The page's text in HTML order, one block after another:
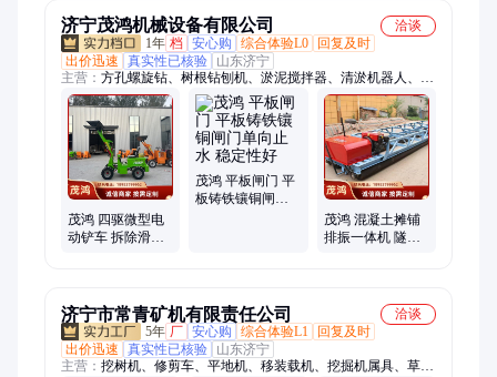
济宁茂鸿机械设备有限公司
洽谈
1年 档 安心购 综合体验L0
回复及时
出价迅速
真实性已核验
山东济宁
主营： 方孔螺旋钻、树根钻刨机、淤泥搅拌器、清淤机器人、激
光整平机、电动铲车、甘蔗收获机、液压拔管机、液压顶管机
茂鸿 四驱微型电
动铲车 拆除滑移
茂鸿 平板闸门 平
板铸铁镶铜闸门
茂鸿 混凝土摊铺
排振一体机 隧道
济宁市常青矿机有限责任公司
洽谈
5年 厂 安心购 综合体验L1
回复及时
出价迅速
真实性已核验
山东济宁
主营： 挖树机、修剪车、平地机、移装载机、挖掘机属具、草坪